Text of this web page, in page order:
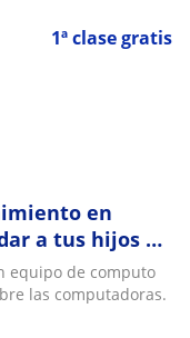
1ª clase gratis
en
a tus hijos a
equipo de computo
las computadoras.